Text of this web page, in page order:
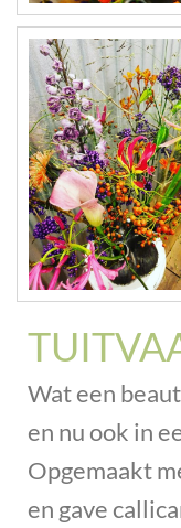
Wat een
en nu ook in
Opgemaakt
en gave